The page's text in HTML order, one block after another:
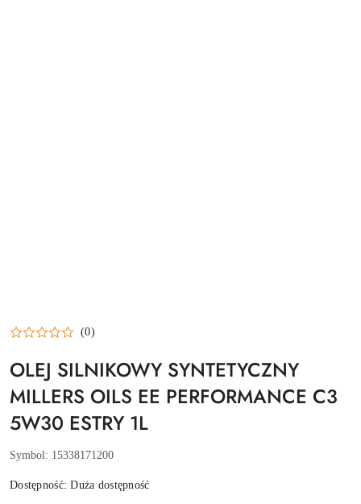
(0)
OLEJ SILNIKOWY SYNTETYCZNY
MILLERS OILS EE PERFORMANCE C3
5W30 ESTRY 1L
Symbol: 15338171200
Dostępność:Duża dostępność